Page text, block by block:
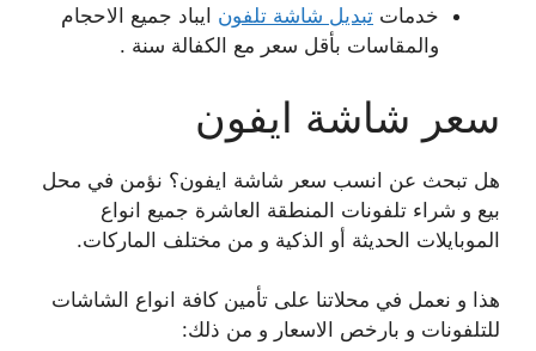
خدمات تبديل شاشة تلفون ايباد جميع الاحجام
والمقاسات بأقل سعر مع الكفالة سنة .
سعر شاشة ايفون
هل تبحث عن انسب سعر شاشة ايفون؟ نؤمن في محل
بيع و شراء تلفونات المنطقة العاشرة جميع انواع
الموبايلات الحديثة أو الذكية و من مختلف الماركات.
هذا و نعمل في محلاتنا على تأمين كافة انواع الشاشات
للتلفونات و بارخص الاسعار و من ذلك: